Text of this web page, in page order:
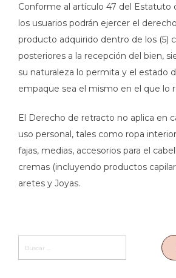
Conforme al artículo 47 del Estatuto
los usuarios podrán ejercer el
producto adquirido dentro de los (5)
posteriores a la recepción del bien,
su naturaleza lo permita y el estado
empaque sea el mismo en el que lo
El Derecho de retracto no aplica en
uso personal, tales como ropa
fajas, medias, accesorios para el
cremas (incluyendo productos
aretes y Joyas.